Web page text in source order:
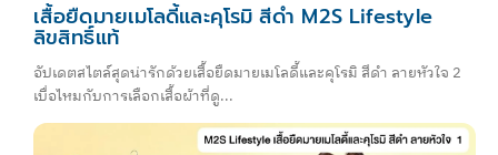
เสื้อยืดมายเมโลดี้และคุโรมิ สีดำ M2S Lifestyle
ลิขสิทธิ์แท้
อัปเดตสไตล์สุดน่ารักด้วยเสื้อยืดมายเมโลดี้และคุโรมิ สีดำ ลายหัวใจ 2
เบื่อไหมกับการเลือกเสื้อผ้าที่ดู...